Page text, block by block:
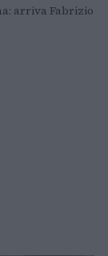
arriva Fabrizio